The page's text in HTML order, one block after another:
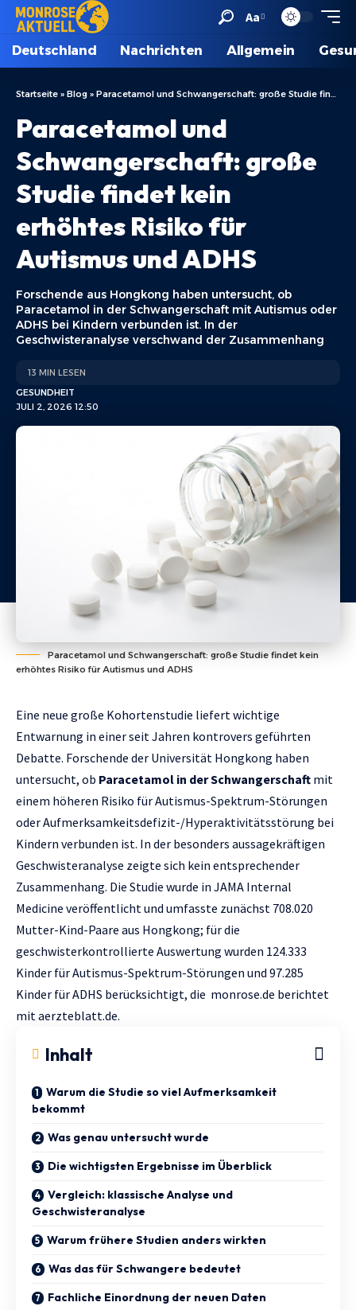
Aa
Deutschland Nachrichten Allgemein
Startseite » Blog » Paracetamol und Schwangerschaft: große Studie findet kein erhöhtes Risiko für Autismus und ADHS
Paracetamol und
Schwangerschaft: große
Studie findet kein
erhöhtes Risiko für
Autismus und ADHS
Forschende aus Hongkong haben untersucht, ob
Paracetamol in der Schwangerschaft mit Autismus oder
ADHS bei Kindern verbunden ist. In der
Geschwisteranalyse verschwand der Zusammenhang
JULI 2, 2026 12:50
GESUNDHEIT
13 MIN LESEN
Paracetamol und Schwangerschaft: große Studie findet kein
erhöhtes Risiko für Autismus und ADHS
Eine neue große Kohortenstudie liefert wichtige
Entwarnung in einer seit Jahren kontrovers geführten
Debatte. Forschende der Universität Hongkong haben
untersucht, ob Paracetamol in der Schwangerschaft mit
einem höheren Risiko für Autismus-Spektrum-Störungen
oder Aufmerksamkeitsdefizit-/Hyperaktivitätsstörung bei
Kindern verbunden ist. In der besonders aussagekräftigen
Geschwisteranalyse zeigte sich kein entsprechender
Zusammenhang. Die Studie wurde in JAMA Internal
Medicine veröffentlicht und umfasste zunächst 708.020
Mutter-Kind-Paare aus Hongkong; für die
geschwisterkontrollierte Auswertung wurden 124.333
Kinder für Autismus-Spektrum-Störungen und 97.285
Kinder für ADHS berücksichtigt, die monrose.de berichtet
mitaerzteblatt.de.
Inhalt
Warum die Studie so viel Aufmerksamkeit
bekommt
Was genau untersucht wurde
Die wichtigsten Ergebnisse im Überblick
Vergleich: klassische Analyse und
Geschwisteranalyse
Warum frühere Studien anders wirkten
Was das für Schwangere bedeutet
Fachliche Einordnung der neuen Daten